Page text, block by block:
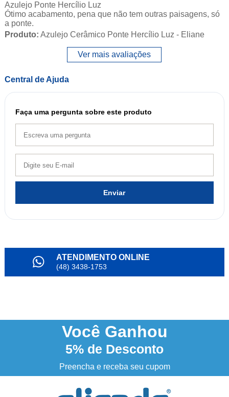
Azulejo Ponte Hercílio Luz
Ótimo acabamento, pena que não tem outras paisagens, só
a ponte.
Produto: Azulejo Cerâmico Ponte Hercílio Luz - Eliane
Ver mais avaliações
Central de Ajuda
Faça uma pergunta sobre este produto
Enviar
ATENDIMENTO ONLINE
(48) 3438-1753
NOSSO INSTAGRAM @alianda_oficial
3% DESCONTO à vista no boleto ou pix
Você Ganhou
5% de Desconto
Preencha e receba seu cupom